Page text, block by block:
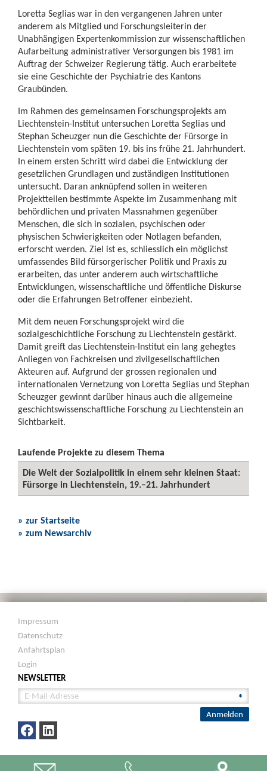
Loretta Seglias war in den vergangenen Jahren unter
anderem als Mitglied und Forschungsleiterin der
Unabhängigen Expertenkommission zur wissenschaftlichen
Aufarbeitung administrativer Versorgungen bis 1981 im
Auftrag der Schweizer Regierung tätig. Auch erarbeitete
sie eine Geschichte der Psychiatrie des Kantons
Graubünden.
Im Rahmen des gemeinsamen Forschungsprojekts am
Liechtenstein-Institut untersuchen Loretta Seglias und
Stephan Scheuzger nun die Geschichte der Fürsorge in
Liechtenstein vom späten 19. bis ins frühe 21. Jahrhundert.
In einem ersten Schritt wird dabei die Entwicklung der
gesetzlichen Grundlagen und zuständigen Institutionen
untersucht. Daran anknüpfend sollen in weiteren
Projektteilen bestimmte Aspekte im Zusammenhang mit
behördlichen und privaten Massnahmen gegenüber
Menschen, die sich in sozialen, psychischen oder
physischen Schwierigkeiten oder Notlagen befanden,
erforscht werden. Ziel ist es, schliesslich ein möglichst
umfassendes Bild fürsorgerischer Politik und Praxis zu
erarbeiten, das unter anderem auch wirtschaftliche
Entwicklungen, wissenschaftliche und öffentliche Diskurse
oder die Erfahrungen Betroffener einbezieht.
Mit dem neuen Forschungsprojekt wird die
sozialgeschichtliche Forschung zu Liechtenstein gestärkt.
Damit greift das Liechtenstein-Institut ein lang gehegtes
Anliegen von Fachkreisen und zivilgesellschaftlichen
Akteuren auf. Aufgrund der grossen regionalen und
internationalen Vernetzung von Loretta Seglias und Stephan
Scheuzger gewinnt darüber hinaus auch die allgemeine
geschichtswissenschaftliche Forschung zu Liechtenstein an
Sichtbarkeit.
Laufende Projekte zu diesem Thema
Die Welt der Sozialpolitik in einem sehr kleinen Staat:
Fürsorge in Liechtenstein, 19.–21. Jahrhundert
» zur Startseite
» zum Newsarchiv
Impressum
Datenschutz
Anfahrtsplan
Login
NEWSLETTER